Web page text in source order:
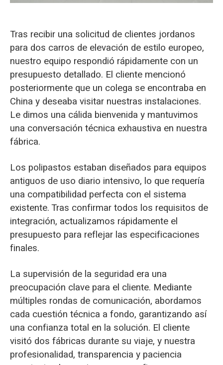
Tras recibir una solicitud de clientes jordanos
para dos carros de elevación de estilo europeo,
nuestro equipo respondió rápidamente con un
presupuesto detallado. El cliente mencionó
posteriormente que un colega se encontraba en
China y deseaba visitar nuestras instalaciones.
Le dimos una cálida bienvenida y mantuvimos
una conversación técnica exhaustiva en nuestra
fábrica.
Los polipastos estaban diseñados para equipos
antiguos de uso diario intensivo, lo que requería
una compatibilidad perfecta con el sistema
existente. Tras confirmar todos los requisitos de
integración, actualizamos rápidamente el
presupuesto para reflejar las especificaciones
finales.
La supervisión de la seguridad era una
preocupación clave para el cliente. Mediante
múltiples rondas de comunicación, abordamos
cada cuestión técnica a fondo, garantizando así
una confianza total en la solución. El cliente
visitó dos fábricas durante su viaje, y nuestra
profesionalidad, transparencia y paciencia